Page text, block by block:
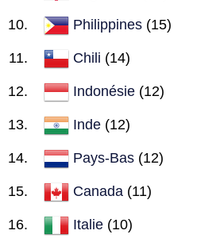
Philippines (15)
Chili (14)
Indonésie (12)
Inde (12)
Pays-Bas (12)
Canada (11)
Italie (10)